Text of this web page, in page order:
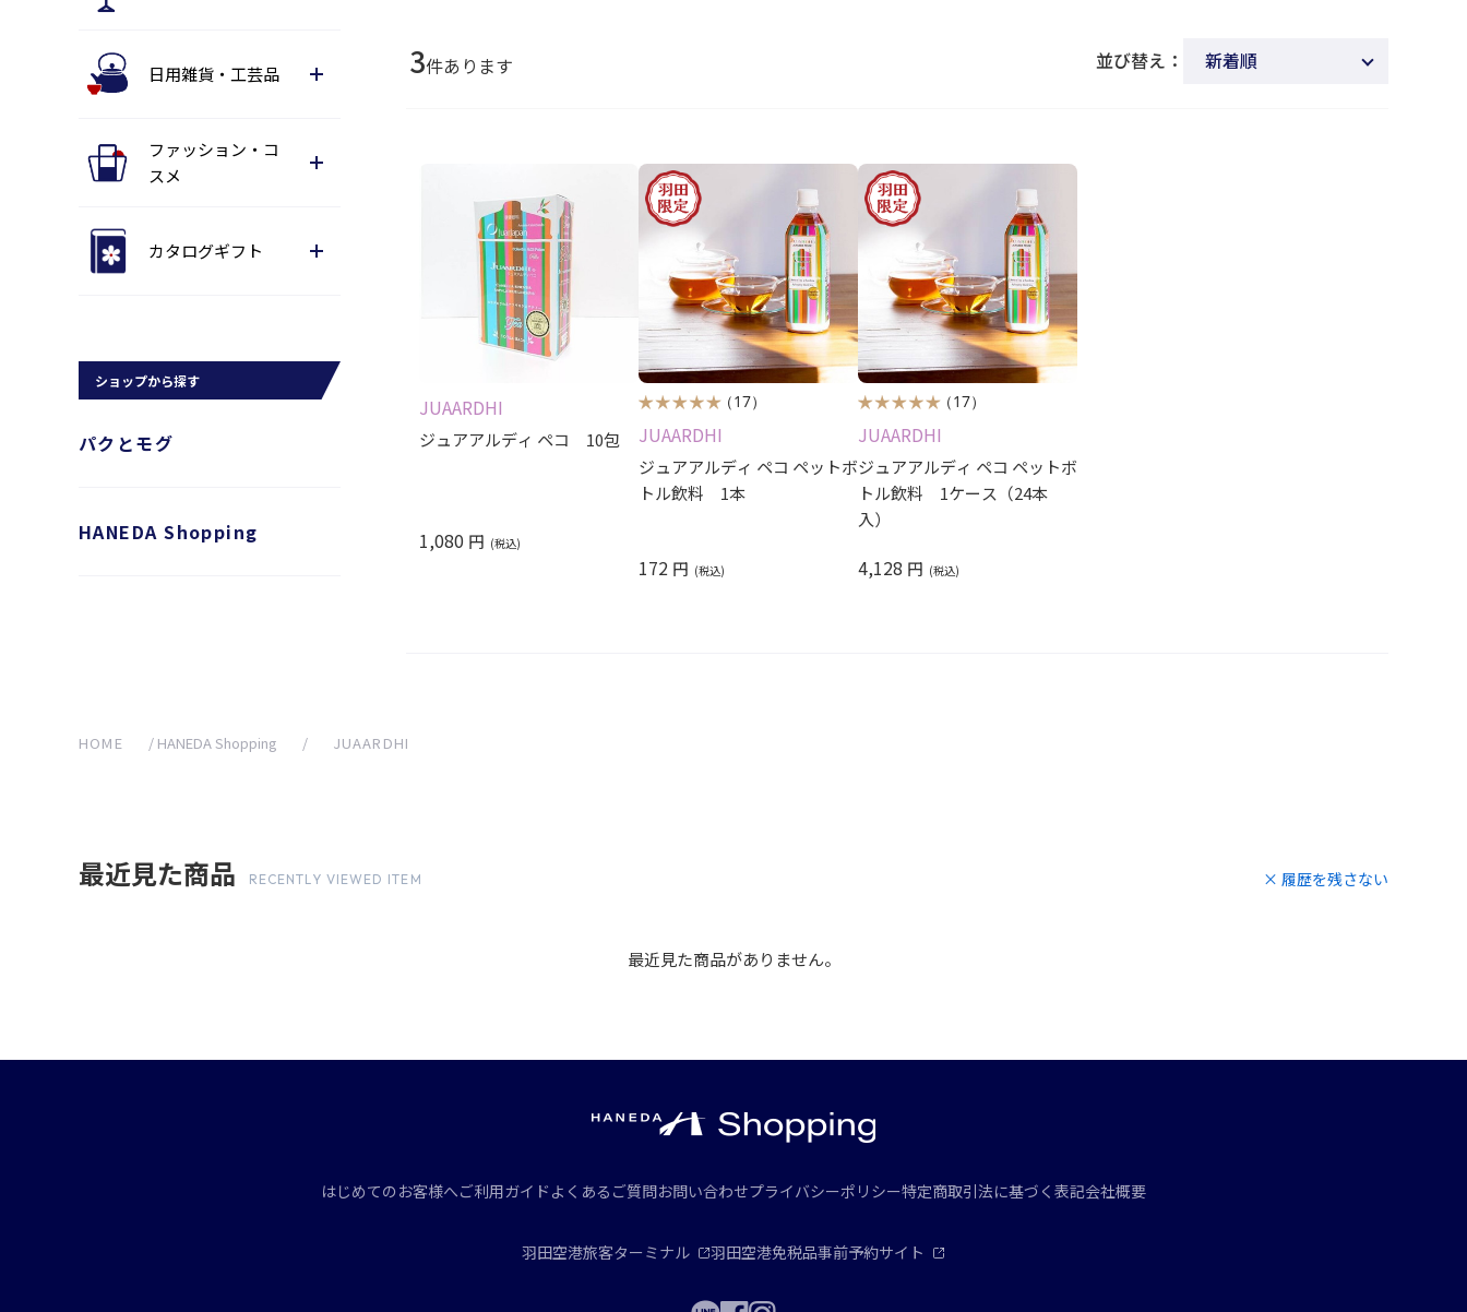
日用雑貨・工芸品
ファッション・コ
スメ
カタログギフト
ショップから探す
パクとモグ
HANEDA Shopping
3件あります 並び替え：
新着順
JUAARDHI
ジュアアルディ ペコ 10包
1,080 円
（17）
JUAARDHI
ジュアアルディ ペコ ペットボ
トル飲料 1本
172 円
（17）
JUAARDHI
ジュアアルディ ペコ ペットボ
トル飲料 1ケース（24本
入）
4,128 円
HOME / HANEDA Shopping / JUAARDHI
最近見た商品 RECENTLY VIEWED ITEM × 履歴を残さない
最近見た商品がありません。
はじめてのお客様へご利用ガイド よくあるご質問お問い合わせプライバシーポリシー特定商取引法に基づく表記会社概要
羽田空港旅客ターミナル 羽田空港免税品事前予約サイト